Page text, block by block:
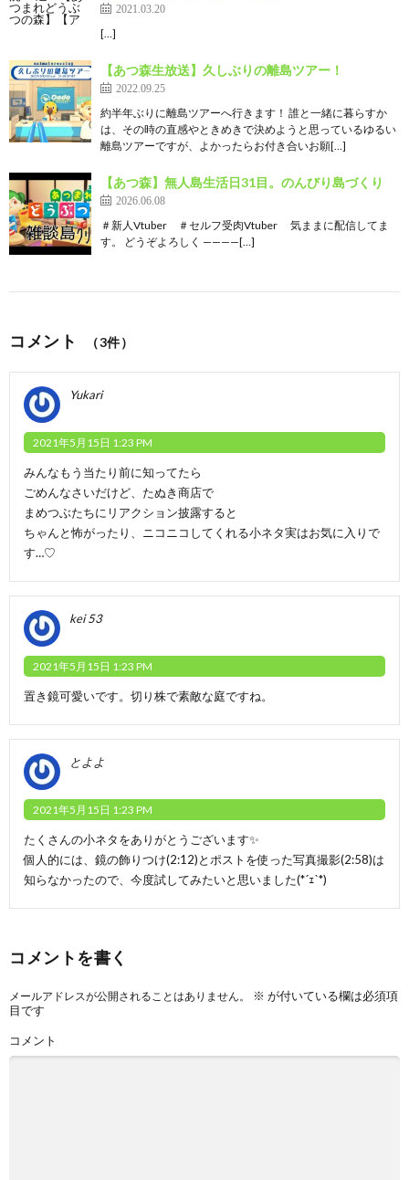
2021.03.20
[…]
【あつ森生放送】久しぶりの離島ツアー！
2022.09.25
約半年ぶりに離島ツアーへ行きます！ 誰と一緒に暮らすか
は、その時の直感やときめきで決めようと思っているゆるい
離島ツアーですが、よかったらお付き合いお願[…]
【あつ森】無人島生活日31目。のんびり島づくり
2026.06.08
＃新人Vtuber ＃セルフ受肉Vtuber 気ままに配信してま
す。 どうぞよろしく ————[…]
コメント （3件）
Yukari
2021年5月15日 1:23 PM
みんなもう当たり前に知ってたら
ごめんなさいだけど、たぬき商店で
まめつぶたちにリアクション披露すると
ちゃんと怖がったり、ニコニコしてくれる小ネタ実はお気に入りで
す…♡
kei 53
2021年5月15日 1:23 PM
置き鏡可愛いです。切り株で素敵な庭ですね。
とよよ
2021年5月15日 1:23 PM
たくさんの小ネタをありがとうございます✨
個人的には、鏡の飾りつけ(2:12)とポストを使った写真撮影(2:58)は
知らなかったので、今度試してみたいと思いました(*´ｪ`*)
コメントを書く
メールアドレスが公開されることはありません。 ※ が付いている欄は必須項
目です
コメント